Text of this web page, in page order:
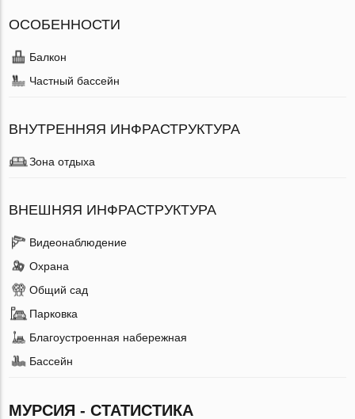
ОСОБЕННОСТИ
Балкон
Частный бассейн
ВНУТРЕННЯЯ ИНФРАСТРУКТУРА
Зона отдыха
ВНЕШНЯЯ ИНФРАСТРУКТУРА
Видеонаблюдение
Охрана
Общий сад
Парковка
Благоустроенная набережная
Бассейн
МУРСИЯ - СТАТИСТИКА